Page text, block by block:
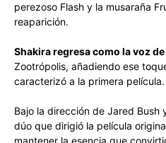
perezoso Flash y la musaraña
reaparición.
Shakira regresa como la voz
Zootrópolis, añadiendo ese
caracterizó a la primera película.
Bajo la dirección de Jared Bush
dúo que dirigió la película
mantener la esencia que